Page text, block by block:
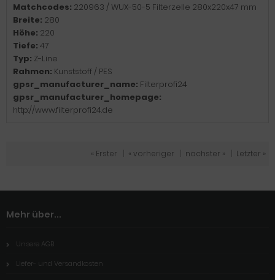
Matchcodes: 220963 / WUX-50-5 Filterzelle 280x220x47 mm
Breite: 280
Höhe: 220
Tiefe: 47
Typ: Z-Line
Rahmen: Kunststoff / PES
gpsr_manufacturer_name: Filterprofi24
gpsr_manufacturer_homepage:
http://www.filterprofi24.de
« Erster « vorheriger nächster » Letzter »
Mehr über...
Unsere AGB
Liefer- und Versandkosten